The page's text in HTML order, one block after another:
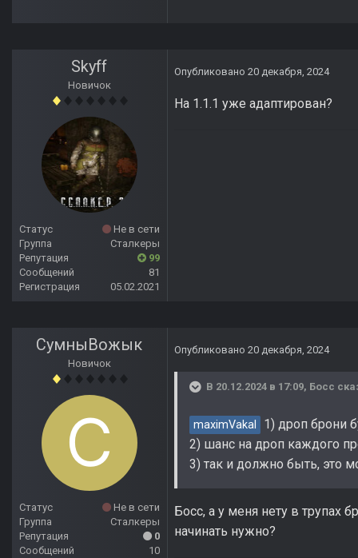
Skyff
Новичок
Статус
Не в сети
Группа
Сталкеры
Репутация
99
Сообщений
81
Регистрация
05.02.2021
Опубликовано 20 декабря, 2024
На 1.1.1 уже адаптирован?
СумныВожык
Новичок
Статус
Не в сети
Группа
Сталкеры
Репутация
0
Сообщений
10
Опубликовано 20 декабря, 2024
В 20.12.2024 в 17:09, Босс
maximVakal
1) дроп брони
2) шанс на дроп каждого
3) так и должно быть, это
Босс, а у меня нету в трупах
начинать нужно?